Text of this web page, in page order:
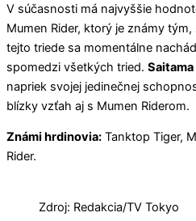
V súčasnosti má najvyššie
Mumen Rider, ktorý je známy
tejto triede sa momentálne
spomedzi všetkých tried.
napriek svojej jedinečnej
blízky vzťah aj s Mumen Riderom.
Známi hrdinovia: Tanktop Tiger,
Rider.
Zdroj: Redakcia/TV Tokyo